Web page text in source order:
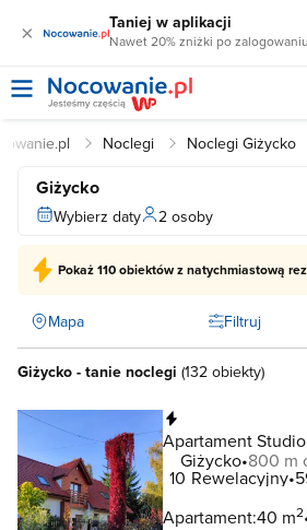
× Taniej w aplikacji
Nawet 20% zniżki po zalogowaniu
Noclegi Noclegi Giżycko
Giżycko
Wybierz daty 2 osoby
Pokaż110 obiektówz natychmiastową
Mapa Filtruj
Giżycko - tanie noclegi (132 obiekty)
Apartament
Giżycko 800 m
10 Rewelacyjny
Apartament:40 m2